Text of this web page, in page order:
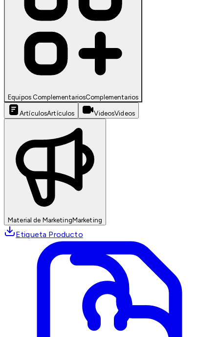
Equipos ComplementariosComplementarios
ArtículosArtículos VideosVideos
Material de MarketingMarketing
Etiqueta Producto